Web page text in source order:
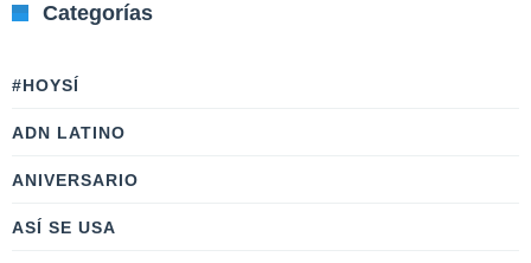
Categorías
#HOYSÍ
ADN LATINO
ANIVERSARIO
ASÍ SE USA